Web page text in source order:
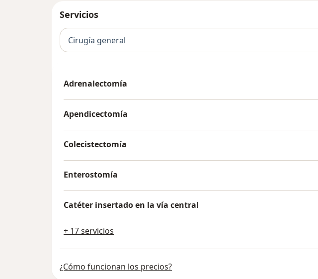
Servicios
Cirugía general
Adrenalectomía
Apendicectomía
Colecistectomía
Enterostomía
Catéter insertado en la vía central
+ 17 servicios
¿Cómo funcionan los precios?